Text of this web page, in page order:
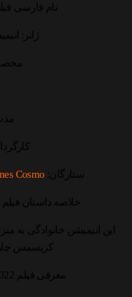
نام فارسی
ژانر:
مدت
ستارگان: Cosmo
خلاصه داستان فیلم Scrooge: A Christmas Carol 2022
این انیمیشن خانوادگی به
کریسمس
معرفی فیلم Scrooge: A Christmas Carol 2022